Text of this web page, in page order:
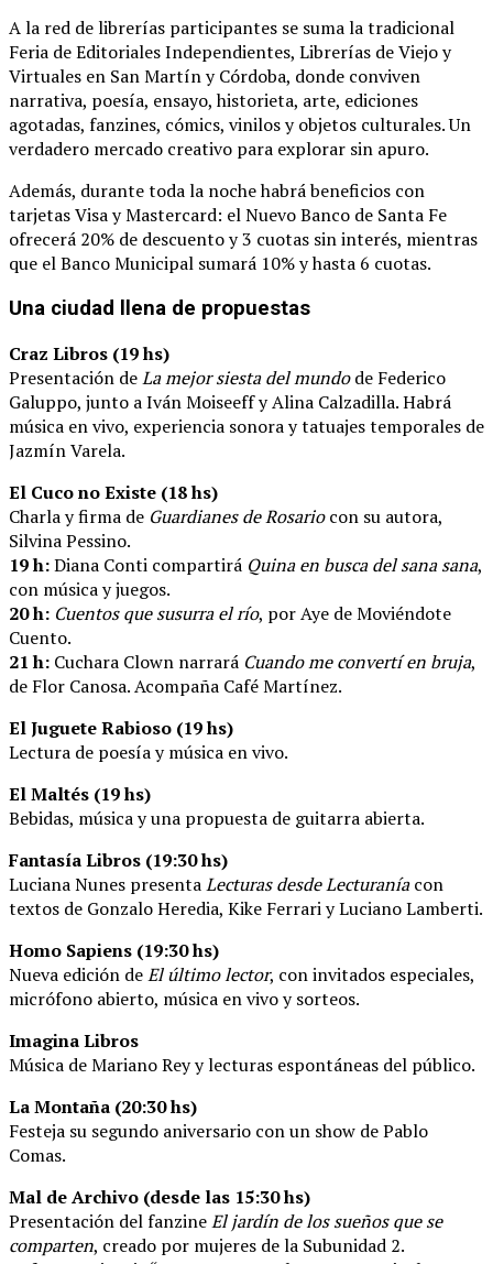
A la red de librerías participantes se suma la tradicional
Feria de Editoriales Independientes, Librerías de Viejo y
Virtuales en San Martín y Córdoba, donde conviven
narrativa, poesía, ensayo, historieta, arte, ediciones
agotadas, fanzines, cómics, vinilos y objetos culturales. Un
verdadero mercado creativo para explorar sin apuro.
Además, durante toda la noche habrá beneficios con
tarjetas Visa y Mastercard: el Nuevo Banco de Santa Fe
ofrecerá 20% de descuento y 3 cuotas sin interés, mientras
que el Banco Municipal sumará 10% y hasta 6 cuotas.
Una ciudad llena de propuestas
Craz Libros (19 hs)
Presentación deLa mejor siesta del mundode Federico
Galuppo, junto a Iván Moiseeff y Alina Calzadilla. Habrá
música en vivo, experiencia sonora y tatuajes temporales de
Jazmín Varela.
El Cuco no Existe (18 hs)
Charla y firma de Guardianes de Rosariocon su autora,
Silvina Pessino.
19 h:Diana Conti compartirá Quina en busca del sana sana,
con música y juegos.
20 h: Cuentos que susurra el río, por Aye de Moviéndote
Cuento.
21 h: Cuchara Clown narrará Cuando me convertí en bruja,
de Flor Canosa. Acompaña Café Martínez.
El Juguete Rabioso (19 hs)
Lectura de poesía y música en vivo.
El Maltés (19 hs)
Bebidas, música y una propuesta de guitarra abierta.
Fantasía Libros (19:30 hs)
Luciana Nunes presentaLecturas desde Lecturaníacon
textos de Gonzalo Heredia, Kike Ferrari y Luciano Lamberti.
Homo Sapiens (19:30 hs)
Nueva edición deEl último lector, con invitados especiales,
micrófono abierto, música en vivo y sorteos.
Imagina Libros
Música de Mariano Rey y lecturas espontáneas del público.
La Montaña (20:30 hs)
Festeja su segundo aniversario con un show de Pablo
Comas.
Mal de Archivo (desde las 15:30 hs)
Presentación del fanzineEl jardín de los sueños que se
comparten, creado por mujeres de la Subunidad 2.